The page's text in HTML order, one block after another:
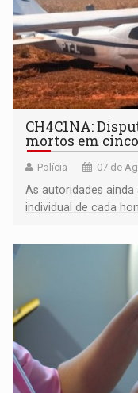
CH4C1NA:
mortos em
Polícia 07 de
As autoridades
individual de cada